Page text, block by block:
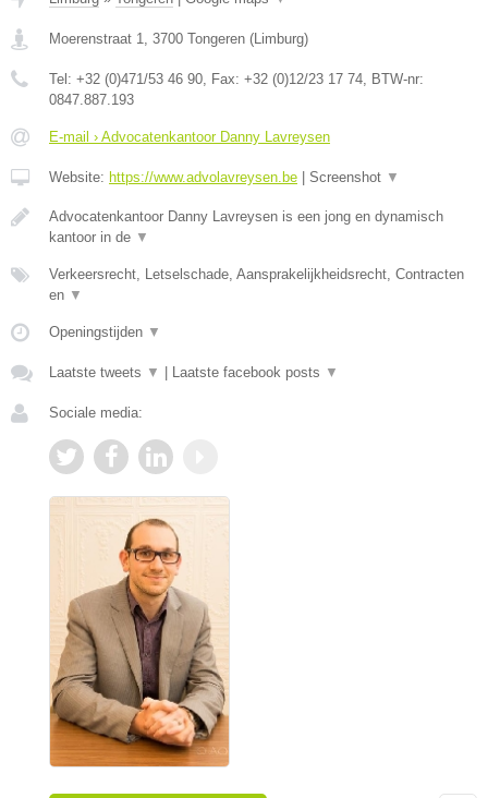
Moerenstraat 1, 3700 Tongeren (Limburg)
Tel: +32 (0)471/53 46 90, Fax: +32 (0)12/23 17 74, BTW-nr:
0847.887.193
E-mail › Advocatenkantoor Danny Lavreysen
Website: https://www.advolavreysen.be Screenshot ▼
Advocatenkantoor Danny Lavreysen is een jong en dynamisch
kantoor in de ▼
Verkeersrecht, Letselschade, Aansprakelijkheidsrecht, Contracten
en ▼
Openingstijden ▼
Laatste tweets ▼ Laatste facebook posts ▼
Sociale media: